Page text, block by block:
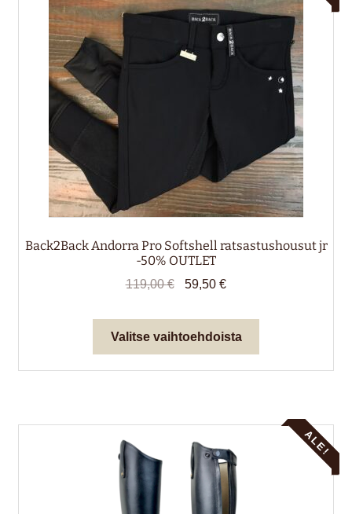
HIRVENNAHKA
LAHJAKORTTI
Back2Back Andorra Pro Softshell ratsastushousut jr
-50% OUTLET
119,00€
Alkuperäinen
oli:
119,00 €.
59,50€Nykyinen
on:
59,50 €.
Valitse vaihtoehdoista
on
Voit
ALE!